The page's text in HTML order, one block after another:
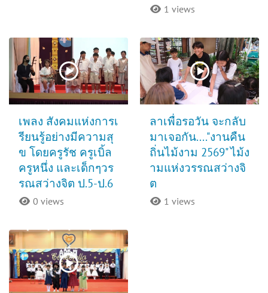
1 views
เพลง สังคมแห่งการเ
รียนรู้อย่างมีความสุ
ข โดยครูรัช ครูเบิ้ล
ครูหนึ่ง และเด็กๆวร
รณสว่างจิต ป.5-ป.6
0 views
ลาเพื่อรอวัน จะกลับ
มาเจอกัน...."งานคืน
ถิ่นไม้งาม 2569" ไม้ง
ามแห่งวรรณสว่างจิ
ต
1 views